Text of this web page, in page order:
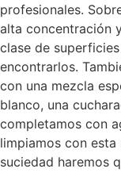
profesionales.
alta concentración
clase de
encontrarlos.
con una mezcla
blanco, una
completamos con
limpiamos con esta
suciedad haremos